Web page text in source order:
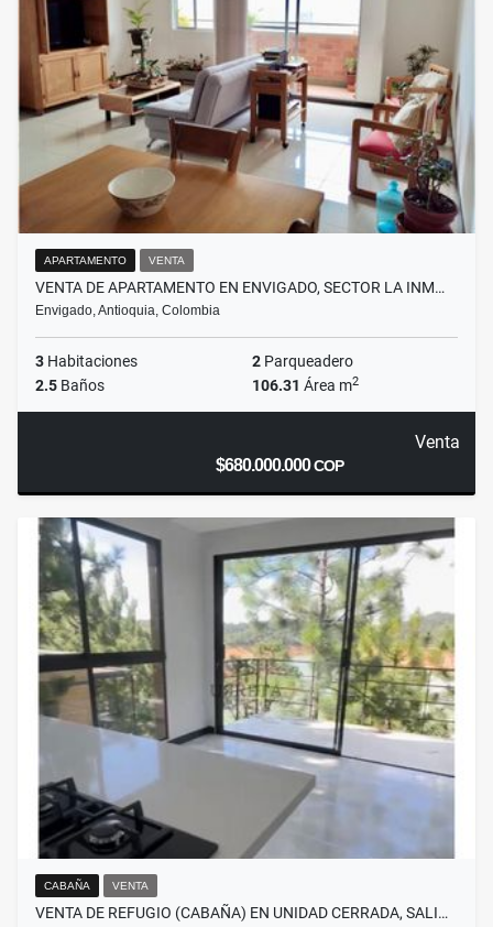
APARTAMENTO VENTA
VENTA DE APARTAMENTO EN ENVIGADO, SECTOR LA INM…
Envigado, Antioquia, Colombia
3 Habitaciones 2 Parqueadero
2.5 Baños 106.31 Área m2
Venta
$680.000.000COP
CABAÑA VENTA
VENTA DE REFUGIO (CABAÑA) EN UNIDAD CERRADA, SALI…